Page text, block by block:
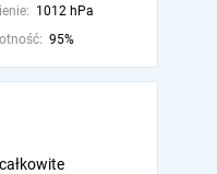
1012 hPa
95%